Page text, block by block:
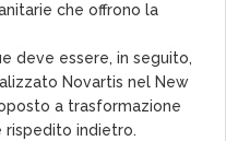
che offrono la
deve essere, in seguito,
Novartis nel New
a trasformazione
rispedito indietro.